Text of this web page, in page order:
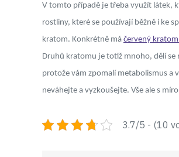
V tomto případě je třeba využít látek,
rostliny, které se používají běžně i ke
kratom. Konkrétně má červený
Druhů kratomu je totiž mnoho, dělí se
protože vám zpomalí metabolismus a
neváhejte a vyzkoušejte. Vše ale s
3.7/5 - (10